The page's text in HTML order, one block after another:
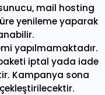
mail hosting
yenileme yaparak
yapılmamaktadır.
iptal yada iade
Kampanya sona